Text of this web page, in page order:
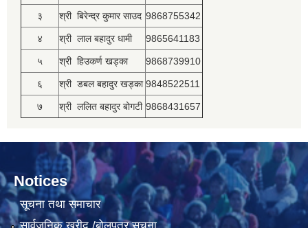
३ श्री बिरेन्द्र कुमार साउद 9868755342
४ श्री लाल बहादुर धामी 9865641183
५ श्री हिउकर्ण खड्का 9868739910
६ श्री डबल बहादुर खड्का 9848522511
७ श्री ललित बहादुर बोगटी 9868431657
Notices
सूचना तथा समाचार